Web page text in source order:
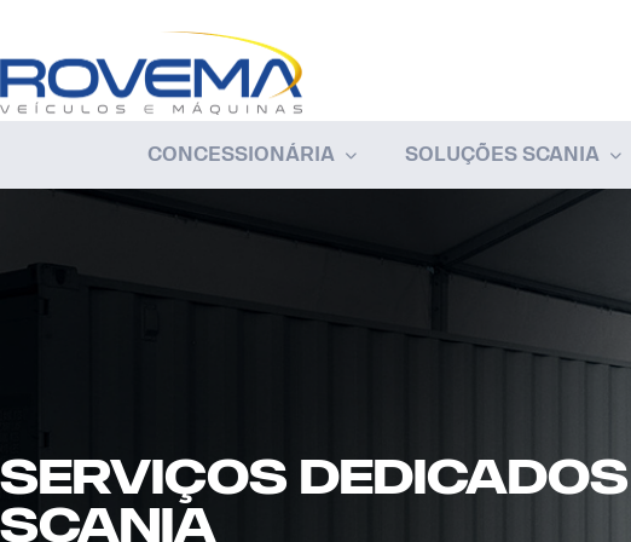
CONCESSIONÁRIA SOLUÇÕES SCANIA
Serviços dedicados
scania